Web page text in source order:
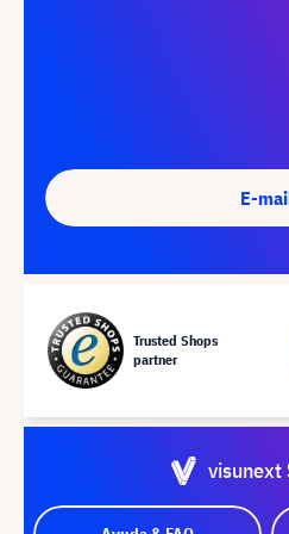
E-
Trusted Shops
partner
visunext